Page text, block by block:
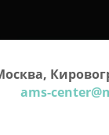
ams-